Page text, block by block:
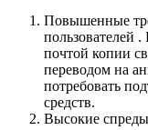
Повышенные
пользователей
почтой копии
переводом на
потребовать
средств.
Высокие